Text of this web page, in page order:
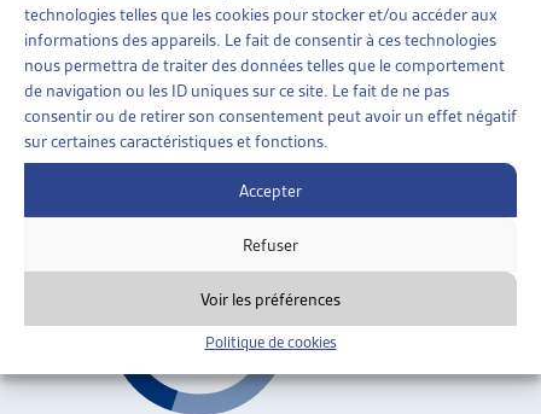
technologies telles que les cookies pour stocker et/ou accéder aux
informations des appareils. Le fait de consentir à ces technologies
nous permettra de traiter des données telles que le comportement
de navigation ou les ID uniques sur ce site. Le fait de ne pas
consentir ou de retirer son consentement peut avoir un effet négatif
sur certaines caractéristiques et fonctions.
Accepter
Refuser
Voir les préférences
Politique de cookies
AIDE SOCIALE»RAPPORTS SOCIAUX CANTONAUX
VAUD
STRATÉGIE CANTONALE DE LUTTE CONTRE LA
PAUVRETÉ
Canton de Vaud, conférence de presse, avril 2010